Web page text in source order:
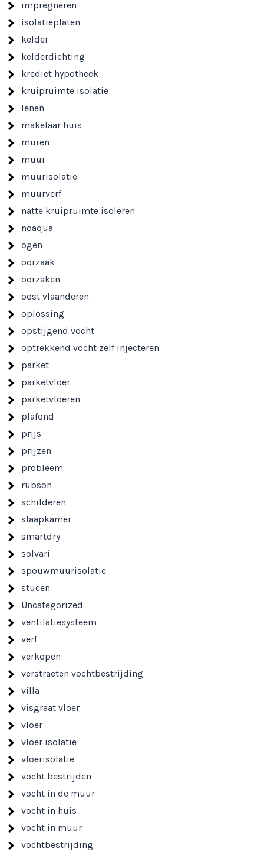
impregneren
isolatieplaten
kelder
kelderdichting
krediet hypotheek
kruipruimte isolatie
lenen
makelaar huis
muren
muur
muurisolatie
muurverf
natte kruipruimte isoleren
noaqua
ogen
oorzaak
oorzaken
oost vlaanderen
oplossing
opstijgend vocht
optrekkend vocht zelf injecteren
parket
parketvloer
parketvloeren
plafond
prijs
prijzen
probleem
rubson
schilderen
slaapkamer
smartdry
solvari
spouwmuurisolatie
stucen
Uncategorized
ventilatiesysteem
verf
verkopen
verstraeten vochtbestrijding
villa
visgraat vloer
vloer
vloer isolatie
vloerisolatie
vocht bestrijden
vocht in de muur
vocht in huis
vocht in muur
vochtbestrijding